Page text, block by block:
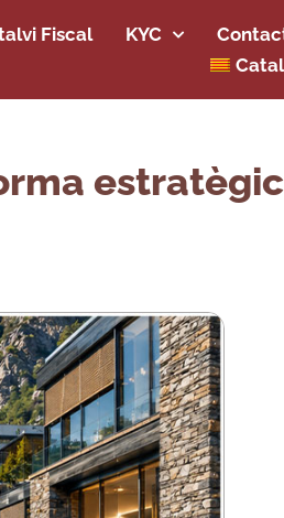
Fiscal KYC